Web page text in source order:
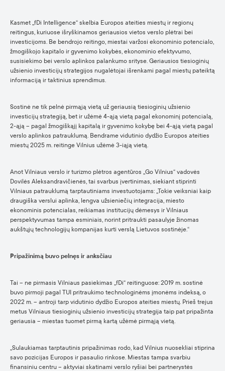
Kasmet „fDi Intelligence“ skelbia Europos ateities miestų ir regionų
reitingus, kuriuose išryškinamos geriausios vietos verslo plėtrai bei
investicijoms. Be bendrojo reitingo, miestai varžosi ekonominio potencialo,
žmogiškojo kapitalo ir gyvenimo kokybės, ekonominio efektyvumo,
susisiekimo bei verslo aplinkos palankumo srityse. Geriausios tiesioginių
užsienio investicijų strategijos nugalėtojai išrenkami pagal miestų pateiktą
informaciją ir taktinius sprendimus.
Sostinė ne tik pelnė pirmąją vietą už geriausią tiesioginių užsienio
investicijų strategiją, bet ir užėmė 4-ąją vietą pagal ekonominį potencialą,
2-ąją – pagal žmogiškąjį kapitalą ir gyvenimo kokybę bei 4-ąją vietą pagal
verslo aplinkos patrauklumą. Bendrame vidutinio dydžio Europos ateities
miestų 2025 m. reitinge Vilnius užėmė 3-iąją vietą.
Anot Vilniaus verslo ir turizmo plėtros agentūros „Go Vilnius“ vadovės
Dovilės Aleksandravičienės, tai svarbus įvertinimas, siekiant stiprinti
Vilniaus patrauklumą tarptautiniams investuotojams: „Tokie veiksniai kaip
draugiška verslui aplinka, lengva užsieniečių integracija, miesto
ekonominis potencialas, reikiamas institucijų dėmesys ir Vilniaus
perspektyvumas tampa esminiais, norint pritraukti pasaulyje žinomas
aukštųjų technologijų kompanijas kurti verslą Lietuvos sostinėje.“
Pripažinimą buvo pelnęs ir anksčiau
Tai – ne pirmasis Vilniaus pasiekimas „fDi“ reitinguose: 2019 m. sostinė
buvo pirmoji pagal TUI pritraukimo technologinėms įmonėms indeksą, o
2022 m. – antroji tarp vidutinio dydžio Europos ateities miestų. Prieš trejus
metus Vilniaus tiesioginių užsienio investicijų strategija taip pat pripažinta
geriausia – miestas tuomet pirmą kartą užėmė pirmąją vietą.
„Sulaukiamas tarptautinis pripažinimas rodo, kad Vilnius nuosekliai stiprina
savo pozicijas Europos ir pasaulio rinkose. Miestas tampa svarbiu
finansiniu centru – aktyviai skatinami verslo ryšiai bei partnerystės